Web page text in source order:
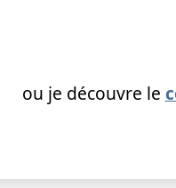
ou je découvre le